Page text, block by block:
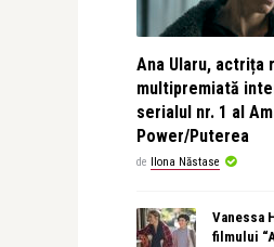
Ana Ularu, actrița
multipremiată
serialul nr. 1 al
Power/Puterea
de Ilona Năstase
Vanessa
filmului